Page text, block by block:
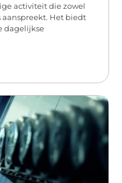
activiteit die zowel
aanspreekt. Het biedt
dagelijkse